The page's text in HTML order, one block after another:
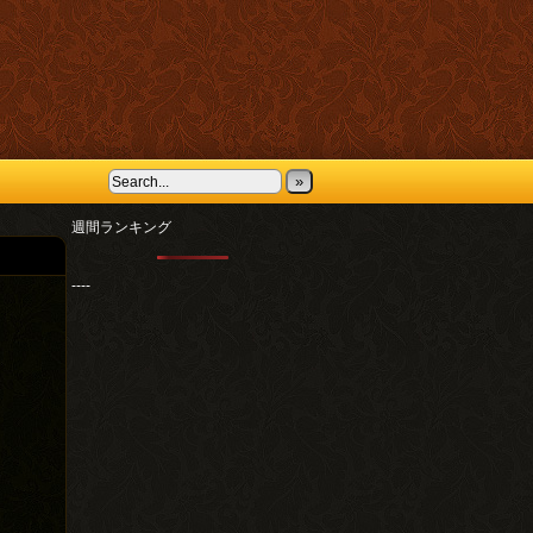
»
週間ランキング
----